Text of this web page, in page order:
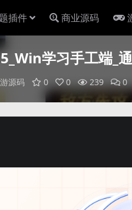
插件 商业源码
学习手工端_
源码 0 0 239 0